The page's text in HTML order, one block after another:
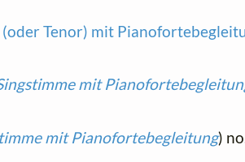
Tenor) mit
mit
mit Pianofortebegleitung)